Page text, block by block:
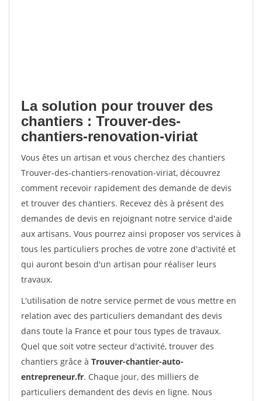
La solution pour trouver des
chantiers : Trouver-des-
chantiers-renovation-viriat
Vous êtes un artisan et vous cherchez des chantiers
Trouver-des-chantiers-renovation-viriat, découvrez
comment recevoir rapidement des demande de devis
et trouver des chantiers. Recevez dès à présent des
demandes de devis en rejoignant notre service d'aide
aux artisans. Vous pourrez ainsi proposer vos services à
tous les particuliers proches de votre zone d'activité et
qui auront besoin d'un artisan pour réaliser leurs
travaux.
L'utilisation de notre service permet de vous mettre en
relation avec des particuliers demandant des devis
dans toute la France et pour tous types de travaux.
Quel que soit votre secteur d'activité, trouver des
chantiers grâce à Trouver-chantier-auto-
entrepreneur.fr. Chaque jour, des milliers de
particuliers demandent des devis en ligne. Nous